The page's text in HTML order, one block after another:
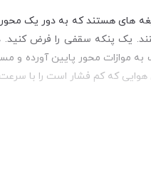
های هستند که به دور یک
یک پنکه سقفی را فرض
به موازات محور پایین آورده
هوایی که کم فشار است را با